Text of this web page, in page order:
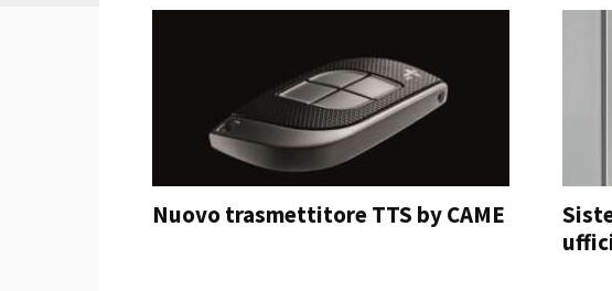
Nuovo trasmettitore TTS by CAME